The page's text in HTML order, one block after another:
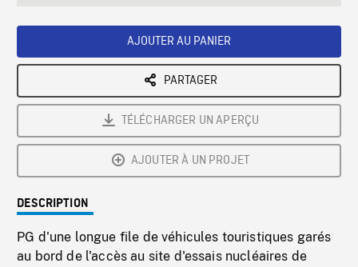
AJOUTER AU PANIER
PARTAGER
TÉLÉCHARGER UN APERÇU
AJOUTER À UN PROJET
DESCRIPTION
PG d'une longue file de véhicules touristiques garés
au bord de l'accès au site d'essais nucléaires de